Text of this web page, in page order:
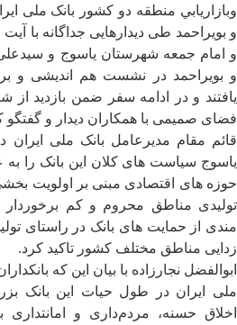
وبازاريابي منطقه دو کشور بانک ملی
و بويراحمد طی دیدارهایی جداگانه با
و امام جمعه شهرستان یاسوج و سیدعلی
و بویراحمد در نشست هم اندیشی و
یافتند و در ادامه سفر ضمن بازدید
فضای صمیمی با همکاران دیدار و گفتگو
قائم مقام مدیرعامل بانک ملی
یاسوج سیاست های کلان این بانک را به
حوزه های اقتصادی مبنی بر اولویت
تولیدی مناطق محروم و کم برخوردار
مندی از حمایت های بانک در راستای
زدایی مناطق مختلف کشور تاکید کرد.
ابوالفضل نجارزاده با بیان این که
ملی ایران در طول حیات این بانک
اخلاق حسنه، مردم‌داری و